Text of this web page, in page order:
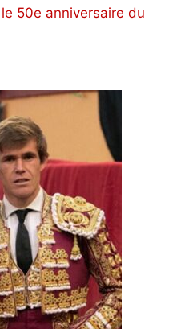
50e anniversaire du